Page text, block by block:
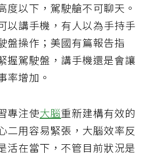
度以下，駕駛艙不可聊天。
以講手機，有人以為手持手
盤操作；美國有篇報告指
握駕駛盤，講手機還是會讓
率增加。
專注使大腦重新建構有效的
二用容易緊張，大腦效率反
活在當下，不管目前狀況是